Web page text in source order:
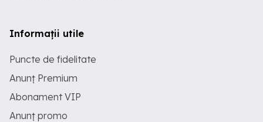
Informații utile
Puncte de fidelitate
Anunț Premium
Abonament VIP
Anunț promo